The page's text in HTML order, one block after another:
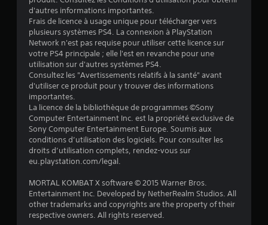
l
s
s
r
5
3
d'autres informations importantes.
Frais de licence à usage unique pour télécharger vers
plusieurs systèmes PS4. La connexion à PlayStation
Network n'est pas requise pour utiliser cette licence sur
votre PS4 principale ; elle l'est en revanche pour une
utilisation sur d'autres systèmes PS4.
Consultez les "Avertissements relatifs à la santé" avant
d'utiliser ce produit pour y trouver des informations
importantes.
La licence de la bibliothèque de programmes ©Sony
Computer Entertainment Inc. est la propriété exclusive de
Sony Computer Entertainment Europe. Soumis aux
conditions d’utilisation des logiciels. Pour consulter les
droits d’utilisation complets, rendez-vous sur
eu.playstation.com/legal.
MORTAL KOMBAT X software © 2015 Warner Bros.
Entertainment Inc. Developed by NetherRealm Studios. All
other trademarks and copyrights are the property of their
respective owners. All rights reserved.